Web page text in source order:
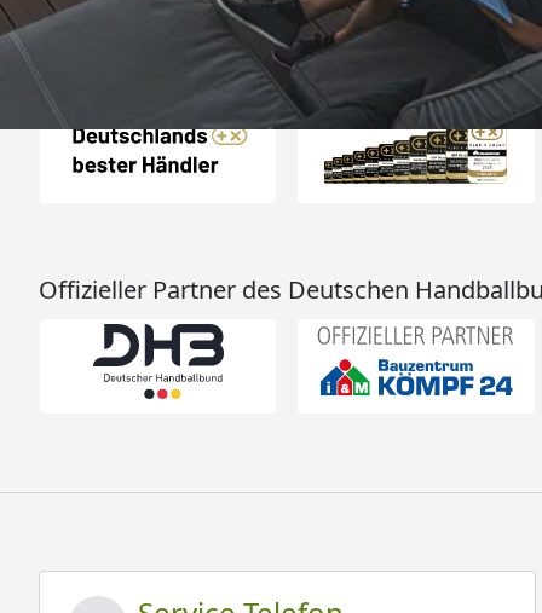
Auszeichnungen
Offizieller Partner des Deutschen